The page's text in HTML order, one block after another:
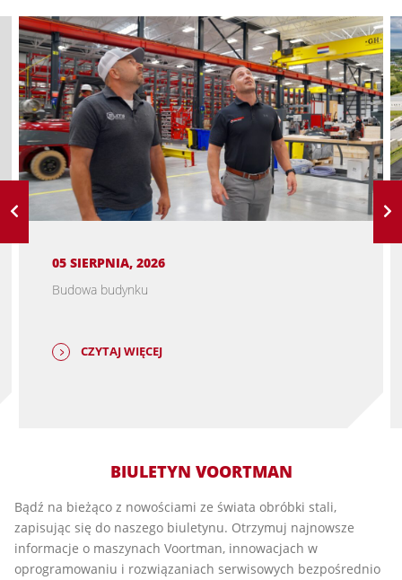
05 SIERPNIA, 2026
Budowa budynku
CZYTAJ WIĘCEJ
BIULETYN VOORTMAN
Bądź na bieżąco z nowościami ze świata obróbki stali,
zapisując się do naszego biuletynu. Otrzymuj najnowsze
informacje o maszynach Voortman, innowacjach w
oprogramowaniu i rozwiązaniach serwisowych bezpośrednio